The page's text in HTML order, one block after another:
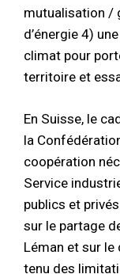
mutualisation /
d’énergie 4)
climat pour
territoire et
En Suisse, le
la
coopération
Service
publics et
sur le partage
Léman et sur
tenu des